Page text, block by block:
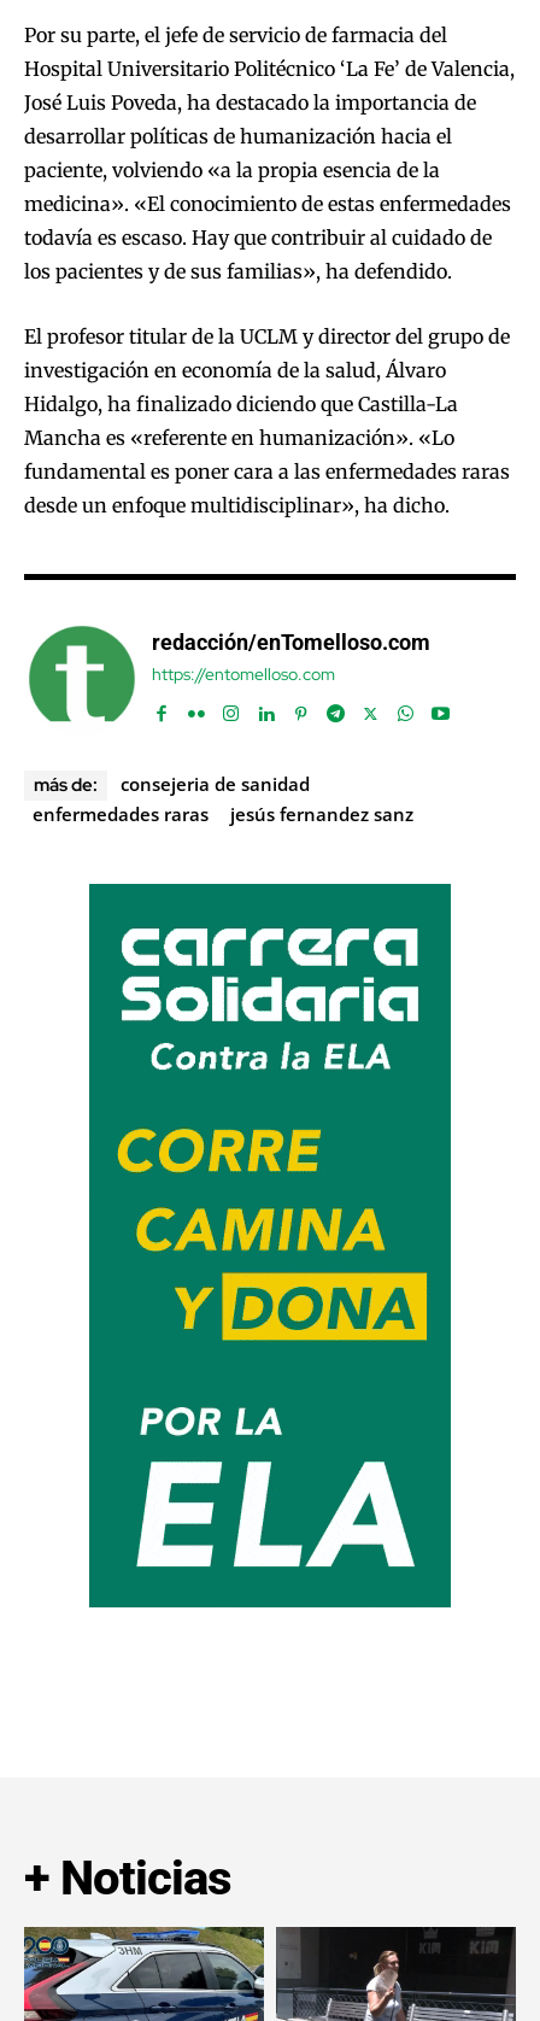
Por su parte, el jefe de servicio de farmacia del
Hospital Universitario Politécnico ‘La Fe’ de Valencia,
José Luis Poveda, ha destacado la importancia de
desarrollar políticas de humanización hacia el
paciente, volviendo «a la propia esencia de la
medicina». «El conocimiento de estas enfermedades
todavía es escaso. Hay que contribuir al cuidado de
los pacientes y de sus familias», ha defendido.
El profesor titular de la UCLM y director del grupo de
investigación en economía de la salud, Álvaro
Hidalgo, ha finalizado diciendo que Castilla-La
Mancha es «referente en humanización». «Lo
fundamental es poner cara a las enfermedades raras
desde un enfoque multidisciplinar», ha dicho.
redacción/enTomelloso.com
https://entomelloso.com
más de:
consejeria de sanidad
enfermedades raras
jesús fernandez sanz
+ Noticias